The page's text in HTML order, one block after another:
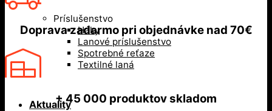
Príslušenstvo
Háky
Lanové príslušenstvo
Spotrebné reťaze
Textilné laná
Aktuality
Doprava zadarmo pri objednávke nad 70€
+ 45 000 produktov skladom